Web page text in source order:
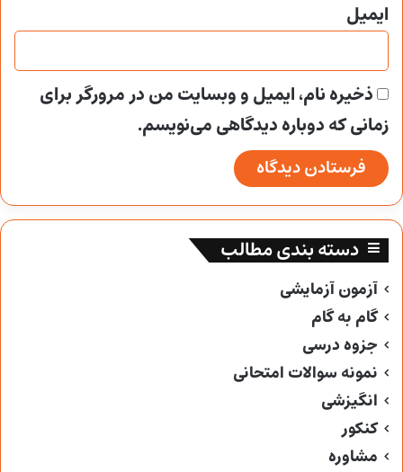
ایمیل
ذخیره نام، ایمیل و وبسایت من در مرورگر برای
زمانی که دوباره دیدگاهی می‌نویسم.
دسته بندی مطالب
آزمون آزمایشی
گام به گام
جزوه درسی
نمونه سوالات امتحانی
انگیزشی
کنکور
مشاوره